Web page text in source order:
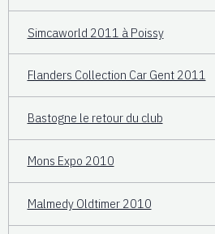
Simcaworld 2011 à Poissy
Flanders Collection Car Gent 2011
Bastogne le retour du club
Mons Expo 2010
Malmedy Oldtimer 2010